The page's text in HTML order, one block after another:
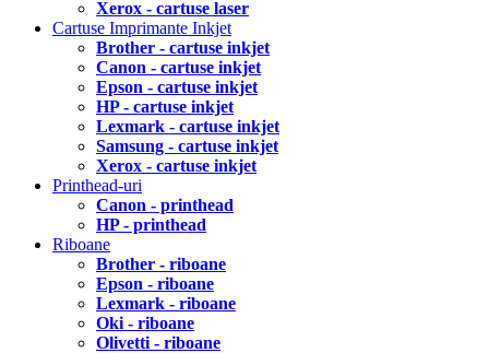
Xerox - cartuse laser
Cartuse Imprimante Inkjet
Brother - cartuse inkjet
Canon - cartuse inkjet
Epson - cartuse inkjet
HP - cartuse inkjet
Lexmark - cartuse inkjet
Samsung - cartuse inkjet
Xerox - cartuse inkjet
Printhead-uri
Canon - printhead
HP - printhead
Riboane
Brother - riboane
Epson - riboane
Lexmark - riboane
Oki - riboane
Olivetti - riboane